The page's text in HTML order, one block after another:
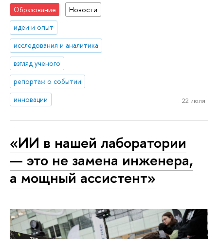
Образование
Новости
идеи и опыт
исследования и аналитика
взгляд ученого
репортаж о событии
инновации
22 июля
«ИИ в нашей лаборатории
— это не замена инженера,
а мощный ассистент»